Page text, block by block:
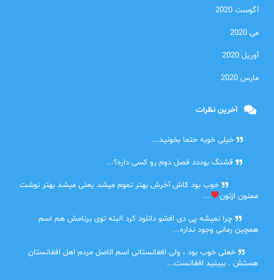
آگوست 2020
می 2020
آوریل 2020
مارس 2020
آخرین نظرات
خیلی خوبه حتما بخونید...
قشنگ بوددد فصل دوم رو کسی داره؟...
خوب بود کاش آخرش بهتر تموم میشد یعنی میشد بهتر نوشت
ممنون ازتون
...
چرا نمیشه پی دی افشو دانلود کرد البته توی برنامش هم اسم
همچین رمانی وجود نداره...
خعلی خوب بود ، ولی افغانستانی اسم الاصل مردم اهل افغانستان
هستش . ببینید افغانست...